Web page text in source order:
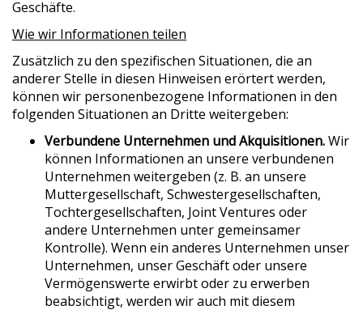
Geschäfte.
Wie wir Informationen teilen
Zusätzlich zu den spezifischen Situationen, die an
anderer Stelle in diesen Hinweisen erörtert werden,
können wir personenbezogene Informationen in den
folgenden Situationen an Dritte weitergeben:
Verbundene Unternehmen und Akquisitionen.Wir
können Informationen an unsere verbundenen
Unternehmen weitergeben (z. B. an unsere
Muttergesellschaft, Schwestergesellschaften,
Tochtergesellschaften, Joint Ventures oder
andere Unternehmen unter gemeinsamer
Kontrolle). Wenn ein anderes Unternehmen unser
Unternehmen, unser Geschäft oder unsere
Vermögenswerte erwirbt oder zu erwerben
beabsichtigt, werden wir auch mit diesem